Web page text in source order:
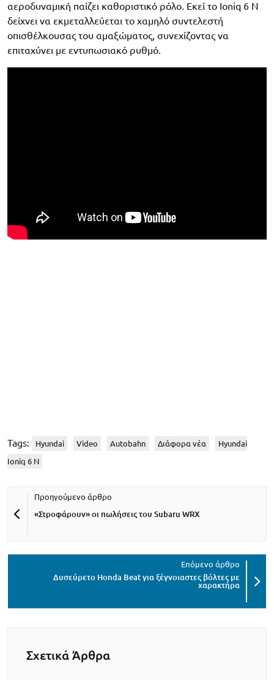
αεροδυναμική παίζει καθοριστικό ρόλο. Εκεί το Ioniq 6 N
δείχνει να εκμεταλλεύεται το χαμηλό συντελεστή
οπισθέλκουσας του αμαξώματος, συνεχίζοντας να
επιταχύνει με εντυπωσιακό ρυθμό.
Tags: Hyundai Video Autobahn Διάφορα νέα Hyundai
Ioniq 6 N
«Στροφάρουν» οι πωλήσεις του Subaru WRX
Δυσεύρετο Honda Beat για ξέγνοιαστες βόλτες με
χαρακτήρα
Σχετικά Άρθρα